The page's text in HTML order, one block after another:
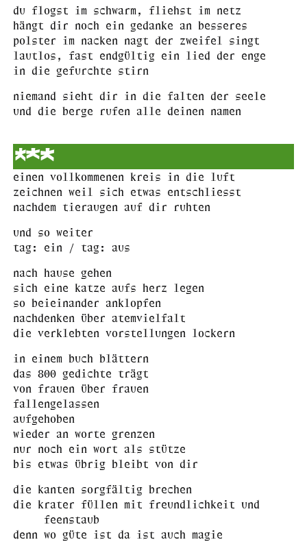
du flogst im schwarm, fliehst im netz
hängt dir noch ein gedanke an besseres
polster im nacken nagt der zweifel singt
lautlos, fast endgültig ein lied der enge
in die gefurchte stirn
niemand sieht dir in die falten der seele
und die berge rufen alle deinen namen
***
einen vollkommenen kreis in die luft
zeichnen weil sich etwas entschliesst
nachdem tieraugen auf dir ruhten
und so weiter
tag: ein / tag: aus
nach hause gehen
sich eine katze aufs herz legen
so beieinander anklopfen
nachdenken über atemvielfalt
die verklebten vorstellungen lockern
in einem buch blättern
das 800 gedichte trägt
von frauen über frauen
fallengelassen
aufgehoben
wieder an worte grenzen
nur noch ein wort als stütze
bis etwas übrig bleibt von dir
die kanten sorgfältig brechen
die krater füllen mit freundlichkeit und
feenstaub
denn wo güte ist da ist auch magie